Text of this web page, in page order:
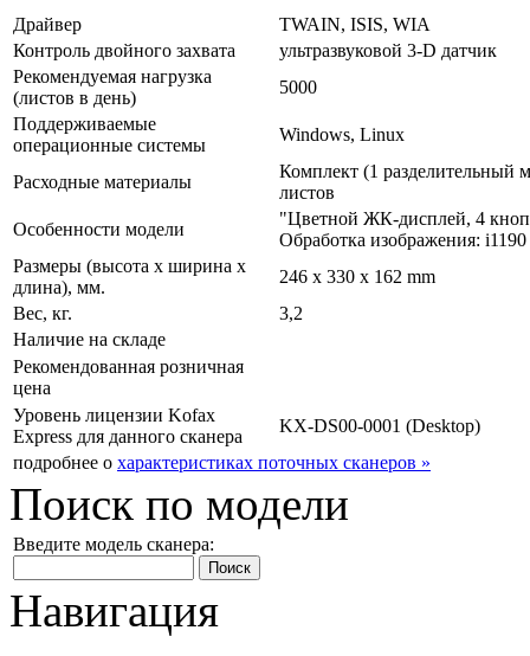
Драйвер
TWAIN, ISIS, WIA
Контроль двойного захвата
ультразвуковой 3-D датчик
Рекомендуемая нагрузка
(листов в день)
5000
Поддерживаемые
операционные системы
Windows, Linux
Расходные материалы
Комплект (1 разделительный
листов
Особенности модели
"Цветной ЖК-дисплей, 4
Обработка изображения:
Размеры (высота х ширина х
длина), мм.
246 x 330 x 162 mm
Вес, кг.
3,2
Наличие на складе
Рекомендованная розничная
цена
Уровень лицензии Kofax
Express для данного сканера
KX-DS00-0001 (Desktop)
подробнее о характеристиках поточных сканеров »
Поиск по модели
Введите модель сканера:
Навигация